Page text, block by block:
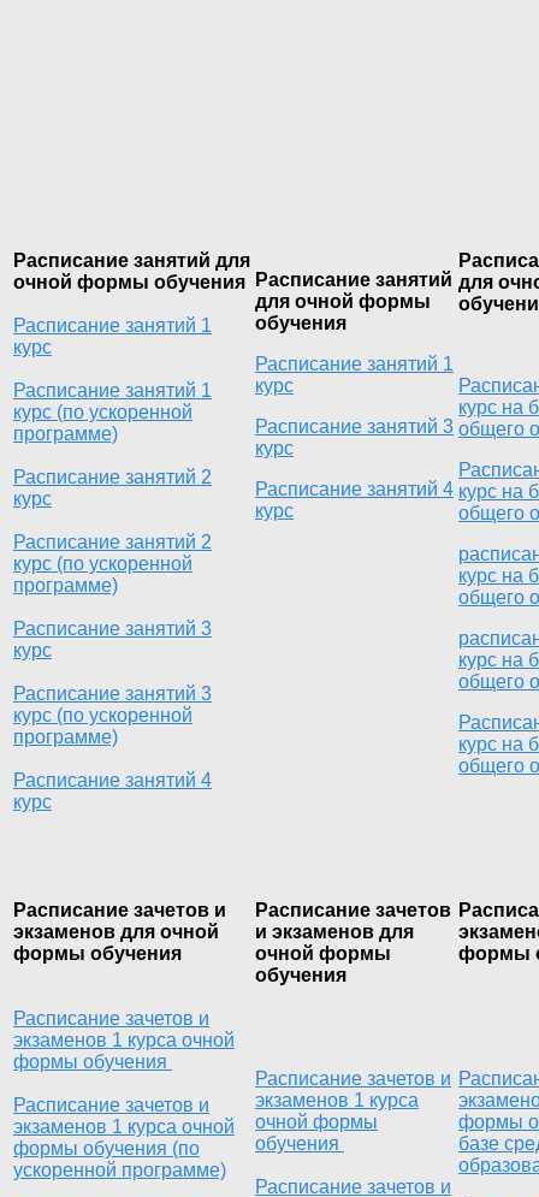
Расписание занятий для
очной формы обучения
Расписание занятий 1
курс
Расписание занятий 1
курс (по ускоренной
программе)
Расписание занятий 2
курс
Расписание занятий 2
курс (по ускоренной
программе)
Расписание занятий 3
курс
Расписание занятий 3
курс (по ускоренной
программе)
Расписание занятий 4
курс
Расписание занятий
для очной формы
обучения
Расписание занятий 1
курс
Расписание занятий 3
курс
Расписание занятий 4
курс
для
курс на
общего
курс на
общего
курс на
общего
курс на
общего
курс на
общего
Расписание зачетов и
экзаменов для очной
формы обучения
Расписание зачетов и
экзаменов 1 курса очной
формы обучения
Расписание зачетов и
экзаменов 1 курса очной
формы обучения (по
ускоренной программе)
Расписание зачетов
и экзаменов для
очной формы
обучения
Расписание зачетов и
экзаменов 1 курса
очной формы
обучения
Расписание зачетов и
формы
формы
базе